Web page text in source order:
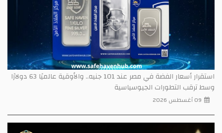
استقرار أسعار الفضة في مصر عند 101 جنيه.. والأوقية عالميًا 63 دولارًا
وسط ترقب التطورات الجيوسياسية
09 أغسطس 2026